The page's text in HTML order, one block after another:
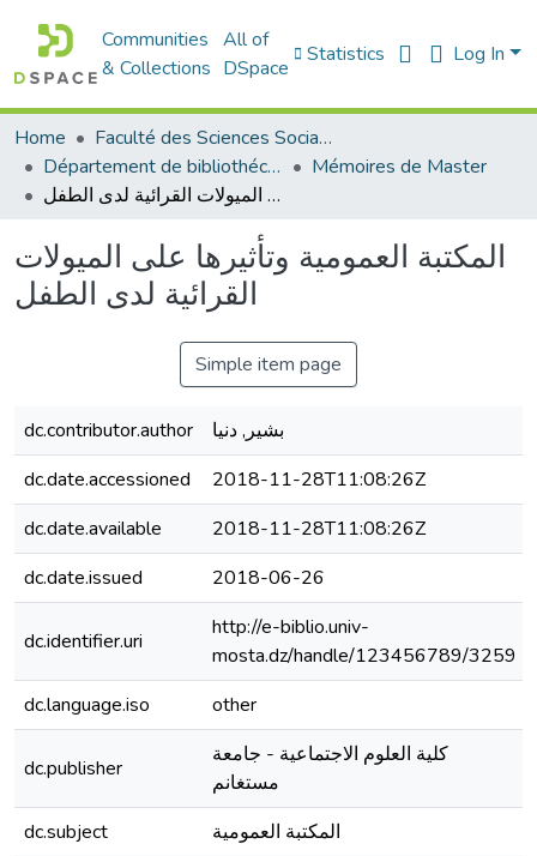
Communities
& Collections
All of
DSpace
Statistics Log In
Home
Faculté des Sciences Sociales
Département de bibliothéconomie
Mémoires de Master
المكتبة العمومية وتأثيرها على الميولات القرائية لدى الطفل
المكتبة العمومية وتأثيرها على الميولات
القرائية لدى الطفل
Simple item page
dc.contributor.author
بشير, دنيا
dc.date.accessioned
2018-11-28T11:08:26Z
dc.date.available
2018-11-28T11:08:26Z
dc.date.issued
2018-06-26
dc.identifier.uri
http://e-biblio.univ-
mosta.dz/handle/123456789/3259
dc.language.iso
other
dc.publisher
كلية العلوم الاجتماعية - جامعة
مستغانم
dc.subject المكتبة العمومية